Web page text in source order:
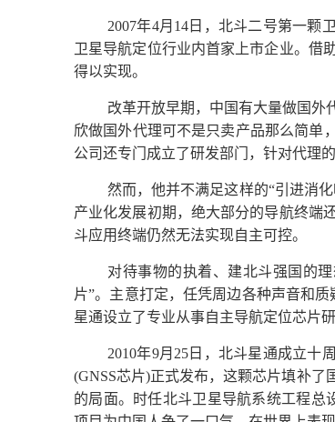
2007年4月14日，北斗二号第一颗
卫星导航定位行业内首家上市企业。借
得以实现。
改革开放早期，中国有大量做国外
欣做国外代理可不是只卖产品那么简单
公司还专门成立了研发部门，针对代理
然而，他并不满足这样的“引进消
产业化发展初期，绝大部分的导航终端
斗应用终端仍然无法实现自主可控。
对待事物的执着、建北斗强国的
片”。主意打定，任凭周边各种声音和
星通设立了专业从事自主导航定位芯片
2010年9月25日，北斗星通成立十
(GNSS芯片)正式发布，这颗芯片填补
的局面。时任北斗卫星导航系统工程总